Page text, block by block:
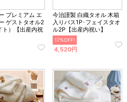
プレミアム エ
ゲストタオル2
ト）【出産内祝
今治謹製 白織タオル 木箱
入りバス1P･フェイスタオ
ル2P【出産内祝い】
17%OFF!
4,520円